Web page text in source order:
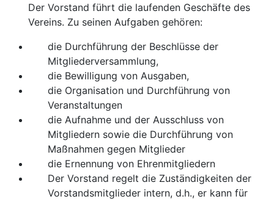
Der Vorstand führt die laufenden Geschäfte des
Vereins. Zu seinen Aufgaben gehören:
die Durchführung der Beschlüsse der
Mitgliederversammlung,
die Bewilligung von Ausgaben,
die Organisation und Durchführung von
Veranstaltungen
die Aufnahme und der Ausschluss von
Mitgliedern sowie die Durchführung von
Maßnahmen gegen Mitglieder
die Ernennung von Ehrenmitgliedern
Der Vorstand regelt die Zuständigkeiten der
Vorstandsmitglieder intern, d.h., er kann für